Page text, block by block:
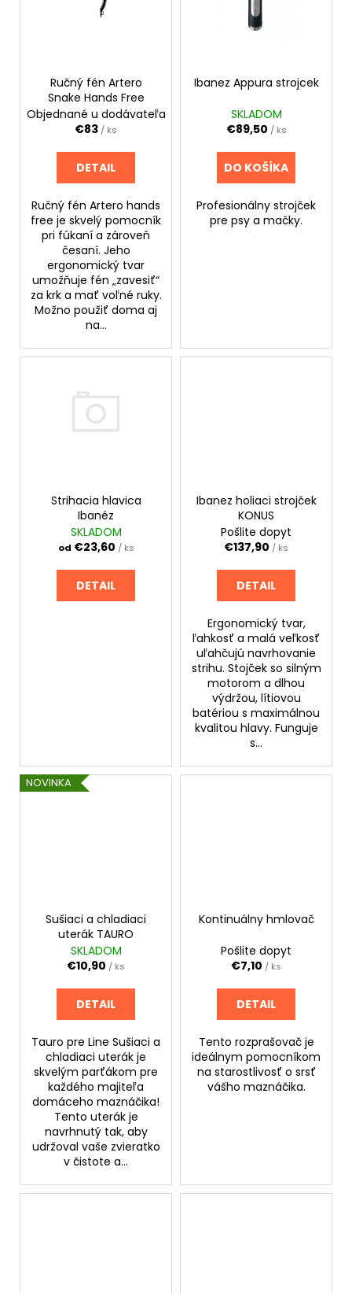
d
Ručný fén Artero
Snake Hands Free
Objednané u dodávateľa
€83 / ks
DETAIL
Ručný fén Artero hands
free je skvelý pomocník
pri fúkaní a zároveň
česaní. Jeho
ergonomický tvar
umožňuje fén „zavesiť“
za krk a mať voľné ruky.
Možno použiť doma aj
na...
Ibanez Appura strojcek
SKLADOM
€89,50 / ks
DO KOŠÍKA
Profesionálny strojček
pre psy a mačky.
Strihacia hlavica
Ibanéz
SKLADOM
od €23,60 / ks
DETAIL
Ibanez holiaci strojček
KONUS
Pošlite dopyt
€137,90 / ks
DETAIL
Ergonomický tvar,
ľahkosť a malá veľkosť
uľahčujú navrhovanie
strihu. Stojček so silným
motorom a dlhou
výdržou, lítiovou
batériou s maximálnou
kvalitou hlavy. Funguje
s...
NOVINKA
Sušiaci a chladiaci
uterák TAURO
SKLADOM
€10,90 / ks
DETAIL
Tauro pre Line Sušiaci a
chladiaci uterák je
skvelým parťákom pre
každého majiteľa
domáceho maznáčika!
Tento uterák je
navrhnutý tak, aby
udržoval vaše zvieratko
v čistote a...
Kontinuálny hmlovač
Pošlite dopyt
€7,10 / ks
DETAIL
Tento rozprašovač je
ideálnym pomocníkom
na starostlivosť o srsť
vášho maznáčika.
č